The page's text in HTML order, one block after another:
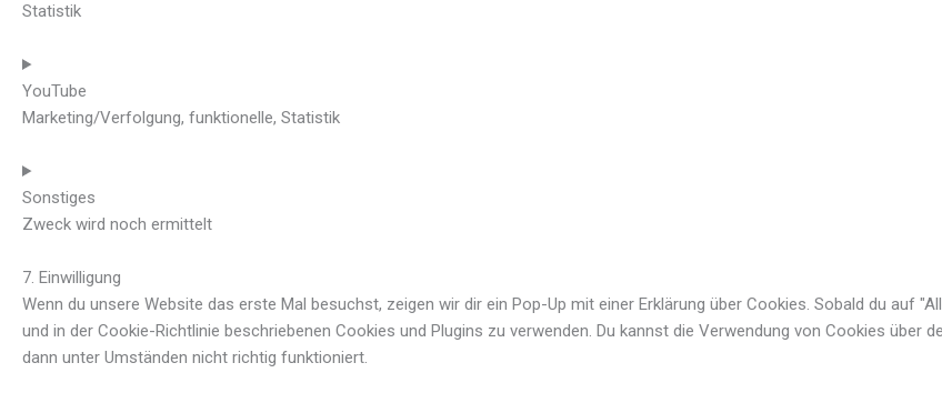
Statistik
YouTube
Marketing/Verfolgung, funktionelle, Statistik
Sonstiges
Zweck wird noch ermittelt
7. Einwilligung
Wenn du unsere Website das erste Mal besuchst, zeigen wir dir ein Pop-Up mit einer Erklärung über Cookies. Sobald du auf
und in der Cookie-Richtlinie beschriebenen Cookies und Plugins zu verwenden. Du kannst die Verwendung von Cookies über
dann unter Umständen nicht richtig funktioniert.